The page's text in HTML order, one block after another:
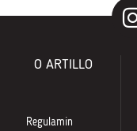
O ARTILLO
Regulamin